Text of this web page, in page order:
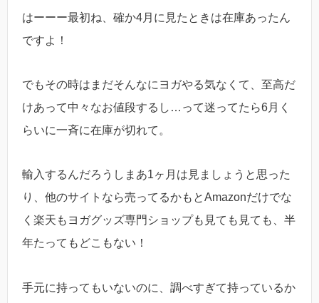
はーーー最初ね、確か4月に見たときは在庫あったん
ですよ！
でもその時はまだそんなにヨガやる気なくて、至高だ
けあって中々なお値段するし…って迷ってたら6月く
らいに一斉に在庫が切れて。
輸入するんだろうしまあ1ヶ月は見ましょうと思った
り、他のサイトなら売ってるかもとAmazonだけでな
く楽天もヨガグッズ専門ショップも見ても見ても、半
年たってもどこもない！
手元に持ってもいないのに、調べすぎて持っているか